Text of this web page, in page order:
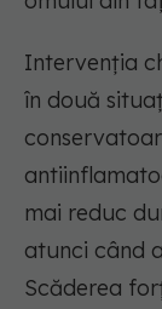
Intervenția
în două
mai reduc
atunci când
Scăderea